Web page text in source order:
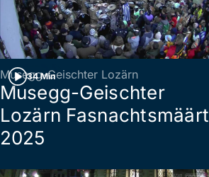
34 Min
Musegg-Geischter Lozärn
Musegg-Geischter
Lozärn Fasnachtsmäärt
2025